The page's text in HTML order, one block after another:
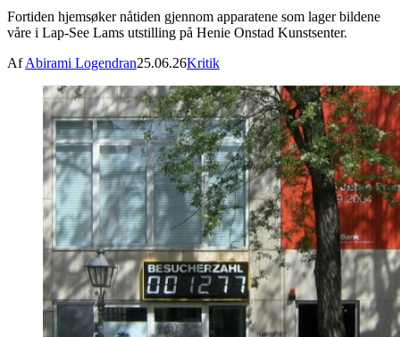
Fortiden hjemsøker nåtiden gjennom apparatene som lager bildene
våre i Lap-See Lams utstilling på Henie Onstad Kunstsenter.
AfAbirami Logendran25.06.26Kritik